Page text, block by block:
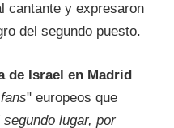
cantante y expresaron
del segundo puesto.
de Israel en Madrid
" europeos que
lugar, por